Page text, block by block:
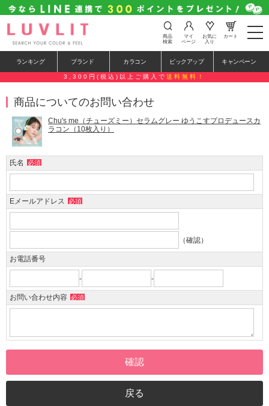
t
o
e
n
g
o
商品
検索
マイ
ページ
お気に
入り
カート
ランキング ブランド カラコン ピックアップ キャンペーン
3,300円(税込)以上ご購入で 送料無料！
商品についてのお問い合わせ
Chu's me（チューズミー）セラムグレー ゆうこすプロデュースカ
ラコン（10枚入り）
氏名 必須
Eメールアドレス 必須
（確認）
お電話番号
- -
お問い合わせ内容 必須